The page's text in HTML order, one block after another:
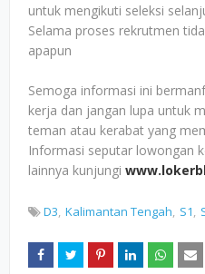
untuk mengikuti seleksi
Selama proses rekrutmen
apapun
Semoga informasi ini
kerja dan jangan lupa untuk
teman atau kerabat yang
Informasi seputar lowongan
lainnya kunjungi
D3 Kalimantan Tengah S1